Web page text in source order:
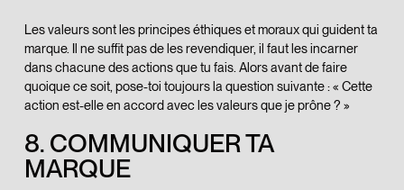
Les valeurs sont les principes éthiques et moraux qui guident ta
marque. Il ne suffit pas de les revendiquer, il faut les incarner
dans chacune des actions que tu fais. Alors avant de faire
quoique ce soit, pose-toi toujours la question suivante : « Cette
action est-elle en accord avec les valeurs que je prône ? »
8. COMMUNIQUER TA
MARQUE